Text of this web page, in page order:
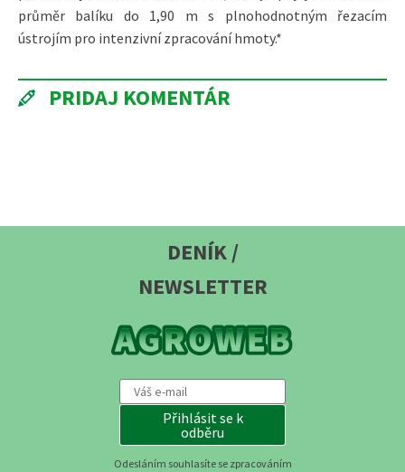
průměr balíku do 1,90 m s plnohodnotným řezacím
ústrojím pro intenzivní zpracování hmoty.*
PRIDAJ KOMENTÁR
DENÍK /
NEWSLETTER
Přihlásit se k
odběru
Odesláním souhlasíte se zpracováním